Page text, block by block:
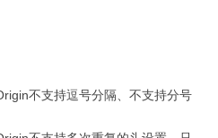
不支持逗号分隔、不支持分号